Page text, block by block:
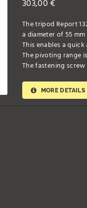
303,00 €
The tripod Report
a diameter of 55
This enables a
The pivoting range
The fastening screw
MORE DETAILS